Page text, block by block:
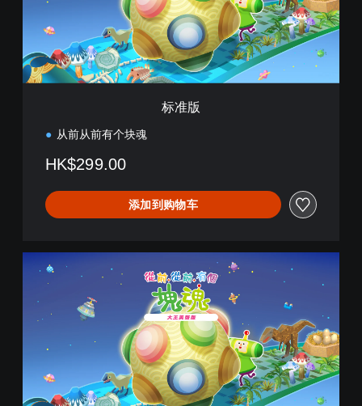
标准版
从前从前有个块魂
HK$299.00
添加到购物车